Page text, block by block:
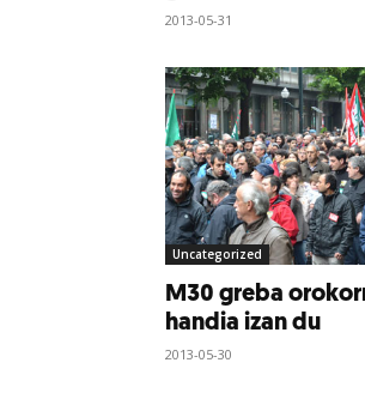
2013-05-31
Uncategorized
M30 greba
handia izan du
2013-05-30